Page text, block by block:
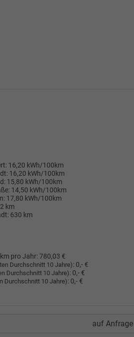
16,20 kWh/100km
16,20 kWh/100km
15,80 kWh/100km
14,50 kWh/100km
17,80 kWh/100km
km
630 km
pro Jahr:780,03 €
Durchschnitt 10 Jahre): 0,- €
Durchschnitt 10 Jahre): 0,- €
Durchschnitt 10 Jahre): 0,- €
auf Anfrage